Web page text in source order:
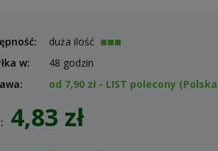
duża ilość
w:
48 godzin
od 7,90 zł - LIST polecony
Cena nie zawiera ewentualnych
kosztów płatności
4,83 zł